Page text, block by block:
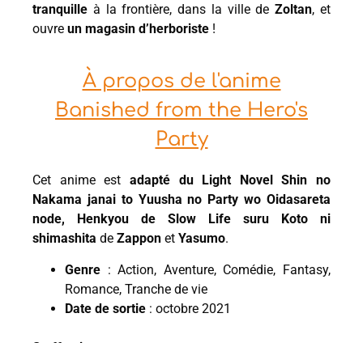
tranquille à la frontière, dans la ville deZoltan, et
ouvre un magasin d’herboriste !
À propos de l'anime
Banished from the Hero's
Party
Cet anime est adapté du Light Novel Shin no
Nakama janai to Yuusha no Party wo Oidasareta
node, Henkyou de Slow Life suru Koto ni
shimashita de Zappon et Yasumo.
Genre : Action, Aventure, Comédie, Fantasy,
Romance, Tranche de vie
Date de sortie : octobre 2021